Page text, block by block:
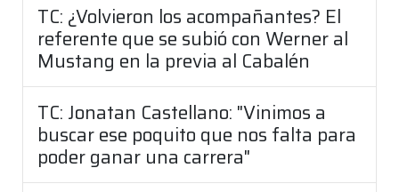
TC: ¿Volvieron los acompañantes? El
referente que se subió con Werner al
Mustang en la previa al Cabalén
TC: Jonatan Castellano: "Vinimos a
buscar ese poquito que nos falta para
poder ganar una carrera"